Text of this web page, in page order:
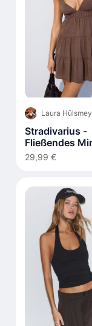
Laura
Stradivarius -
Fließendes
mit
29,99 €